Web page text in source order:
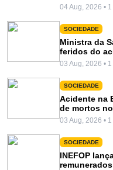
04 Aug, 2026 •
SOCIEDADE
Ministra da
feridos do
03 Aug, 2026 •
SOCIEDADE
Acidente na
de mortos
03 Aug, 2026 •
SOCIEDADE
INEFOP